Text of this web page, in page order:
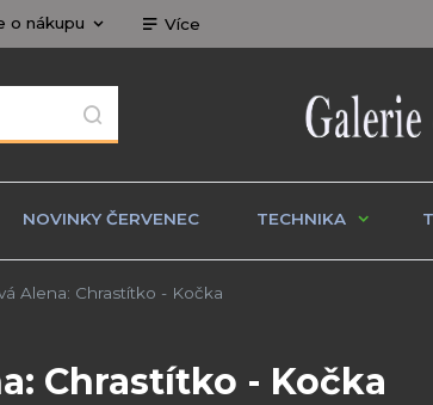
o nákupu Více
NOVINKY ČERVENEC TECHNIKA
Alena: Chrastítko - Kočka
Chrastítko - Kočka